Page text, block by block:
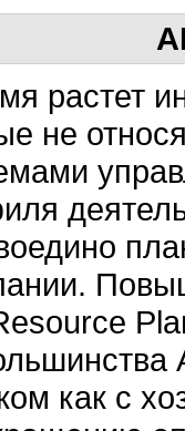
растет
не
как с